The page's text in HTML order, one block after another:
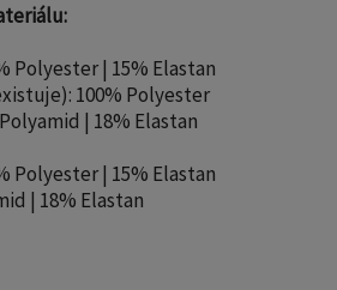
Polyester | 15% Elastan
100% Polyester
| 18% Elastan
Polyester | 15% Elastan
| 18% Elastan